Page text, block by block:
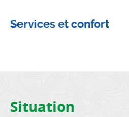
Services et confort
Situation